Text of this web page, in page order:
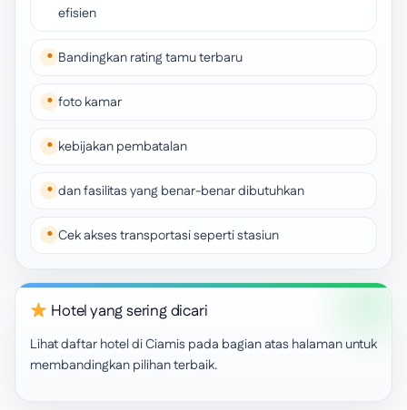
efisien
Bandingkan rating tamu terbaru
foto kamar
kebijakan pembatalan
dan fasilitas yang benar-benar dibutuhkan
Cek akses transportasi seperti stasiun
Hotel yang sering dicari
Lihat daftar hotel di Ciamis pada bagian atas halaman untuk
membandingkan pilihan terbaik.